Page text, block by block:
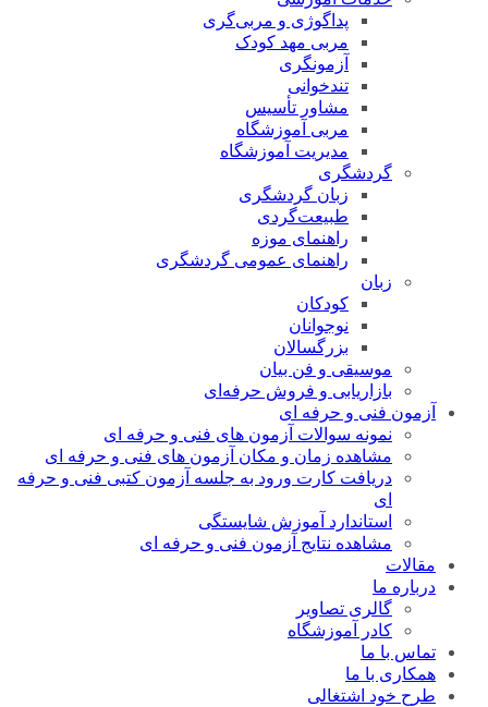
پداگوژی و مربی‌گری
مربی مهد کودک
آزمونگری
تندخوانی
مشاور تأسیس
مربی آموزشگاه
مدیریت آموزشگاه
گردشگری
زبان گردشگری
طبیعت‌گردی
راهنمای موزه
راهنمای عمومی گردشگری
زبان
کودکان
نوجوانان
بزرگسالان
موسیقی و فن بیان
بازاریابی و فروش حرفه‌ای
آزمون فنی و حرفه ای
نمونه سوالات آزمون های فنی و حرفه ای
مشاهده زمان و مکان آزمون های فنی و حرفه ای
دریافت کارت ورود به جلسه آزمون کتبی فنی و حرفه
ای
استاندارد آموزش شایستگی
مشاهده نتایج آزمون فنی و حرفه ای
مقالات
درباره ما
گالری تصاویر
کادر آموزشگاه
تماس با ما
همکاری با ما
طرح خود اشتغالی